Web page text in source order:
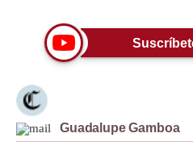
Viajes
Estilos
Mundo
Guadalupe Gamboa